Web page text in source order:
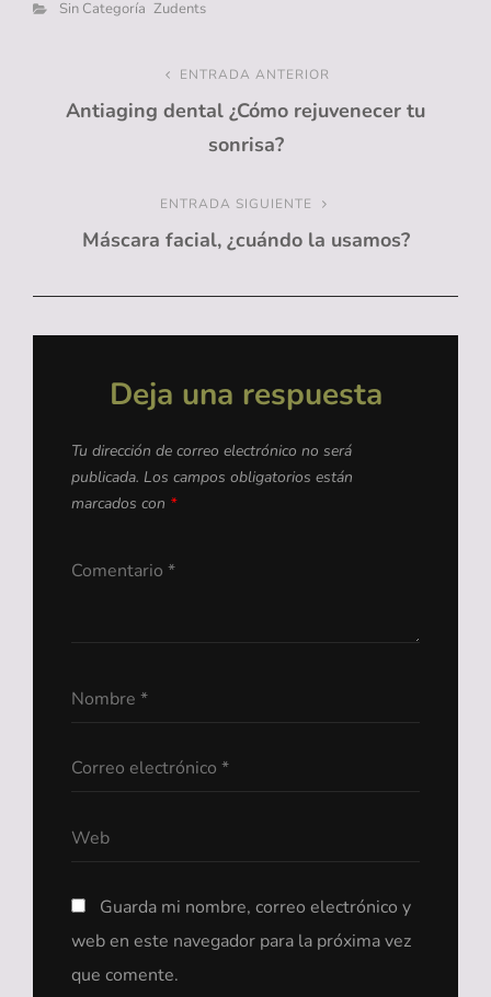
Categorías
Sin Categoría Zudents
Navegación
entradas
Entrada
anterior
ENTRADA ANTERIOR
Antiaging dental ¿Cómo rejuvenecer tu
sonrisa?
Entrada
siguiente
ENTRADA SIGUIENTE
Máscara facial, ¿cuándo la usamos?
Deja una respuesta
Tu dirección de correo electrónico no será
publicada. Los campos obligatorios están
marcados con *
Guarda mi nombre, correo electrónico y
web en este navegador para la próxima vez
que comente.